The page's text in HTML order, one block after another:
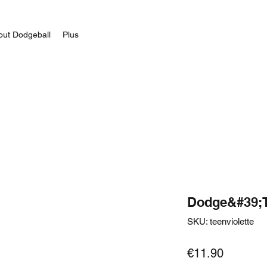
Dodgeball Plus
SKU: teenviolette
€11.90Price